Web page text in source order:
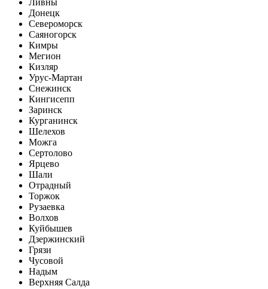
Ливны
Донецк
Североморск
Саяногорск
Кимры
Мегион
Кизляр
Урус-Мартан
Снежинск
Кингисепп
Заринск
Курганинск
Шелехов
Можга
Сертолово
Ярцево
Шали
Отрадный
Торжок
Рузаевка
Волхов
Куйбышев
Дзержинский
Грязи
Чусовой
Надым
Верхняя Салда